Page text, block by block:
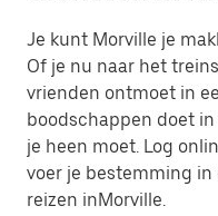
Je kunt Morville je
Of je nu naar het
vrienden ontmoet in
boodschappen doet
je heen moet. Log
voer je bestemming
reizen inMorville.